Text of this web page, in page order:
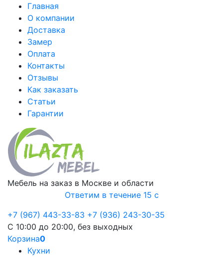
Главная
О компании
Доставка
Замер
Оплата
Контакты
Отзывы
Как заказать
Статьи
Гарантии
Мебель на заказ в Москве и области
Ответим в течение 15 с
+7 (967) 443-33-83 +7 (936) 243-30-35
С 10:00 до 20:00, без выходных
Корзина0
Кухни